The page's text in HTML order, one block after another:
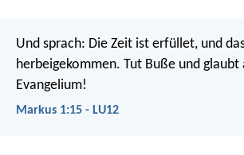
Und sprach: Die Zeit ist erfüllet, und
herbeigekommen. Tut Buße und glaubt
Evangelium!
Markus 1:15 - LU12